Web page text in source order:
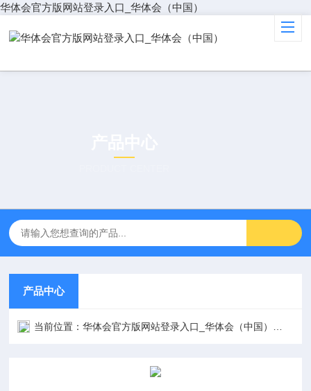
华体会官方版网站登录入口_华体会（中国）
产品中心
当前位置：华体会官方版网站登录入口_华体会（中国）